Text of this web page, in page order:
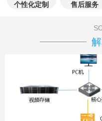
个性化定制 售后服务